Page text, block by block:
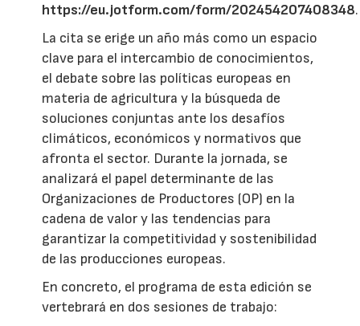
https://eu.jotform.com/form/202454207408348.
La cita se erige un año más como un espacio
clave para el intercambio de conocimientos,
el debate sobre las políticas europeas en
materia de agricultura y la búsqueda de
soluciones conjuntas ante los desafíos
climáticos, económicos y normativos que
afronta el sector. Durante la jornada, se
analizará el papel determinante de las
Organizaciones de Productores (OP) en la
cadena de valor y las tendencias para
garantizar la competitividad y sostenibilidad
de las producciones europeas.
En concreto, el programa de esta edición se
vertebrará en dos sesiones de trabajo: